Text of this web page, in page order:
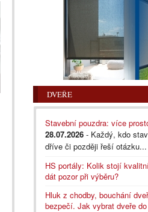
DVEŘE
Stavební pouzdra: více
28.07.2026 - Každý, kdo
dříve či později řeší otázku...
HS portály: Kolik stojí
dát pozor při výběru?
Hluk z chodby, bouchání
bezpečí. Jak vybrat dveře